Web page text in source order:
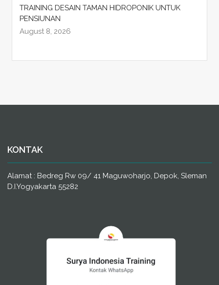
TRAINING DESAIN TAMAN HIDROPONIK UNTUK
PENSIUNAN
August 8, 2026
KONTAK
Alamat : Bedreg Rw 09/ 41 Maguwoharjo, Depok, Sleman
D.I.Yogyakarta 55282